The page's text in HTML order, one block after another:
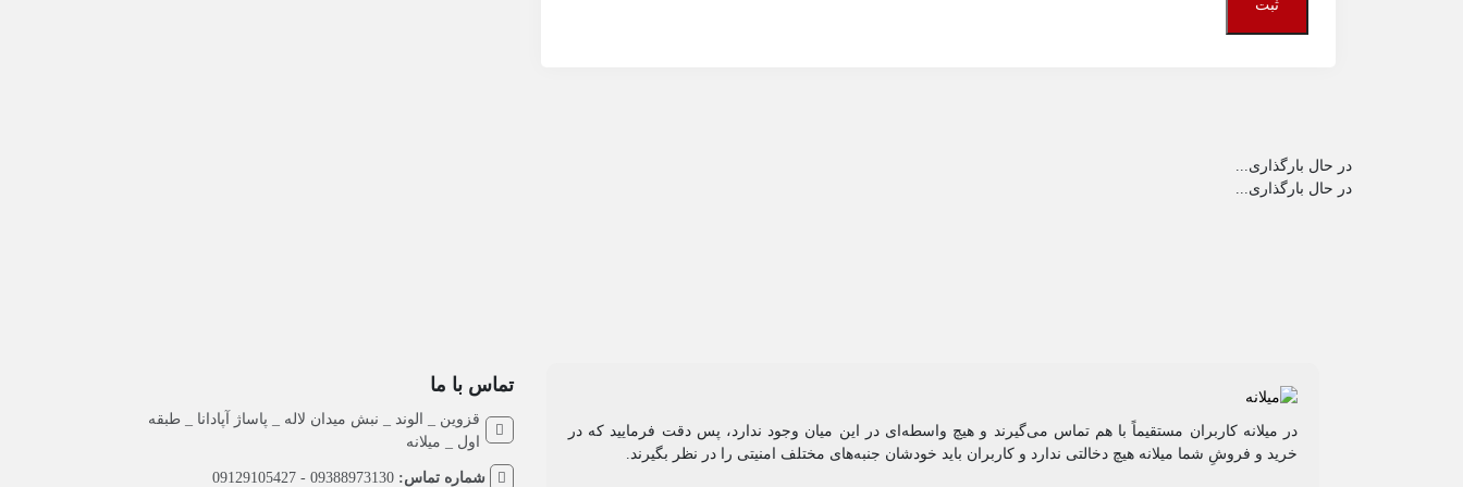
در حال بارگذاری...
در حال بارگذاری...
در میلانه کاربران مستقیماً با هم تماس می‌گیرند و هیچ واسطه‌ای در این میان وجود ندارد، پس دقت فرمایید که در
خرید و فروشِ شما میلانه هیچ دخالتی ندارد و کاربران باید خودشان جنبه‌های مختلف امنیتی را در نظر بگیرند.
تماس با ما
قزوین _ الوند _ نبش میدان لاله _ پاساژ آپادانا _ طبقه
اول _ میلانه
شماره تماس: 09388973130 - 09129105427